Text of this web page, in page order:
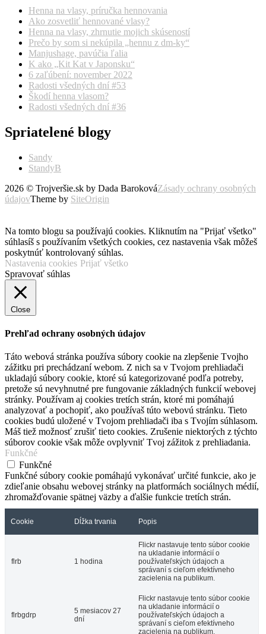
Henna na vlasy, príručka hennovania
Ako zosvetliť hennované vlasy?
Henna na vlasy, zhrnutie mojich skúseností
Prečo by som si nekúpila „hennu z dm-ky“
Manjushage, pavúčia ľalia
K ako „Kit Kat v Japonsku“
6 zaľúbení: november 2022
Radosti všedných dní #53
Škodí henna vlasom?
Radosti všedných dní #36
Spriatelené blogy
Sandy
StandyB
2026 © Trojveršie.sk by Dada BarokováZásady ochrany osobných
údajovTheme by SiteOrigin
Na tomto blogu sa používajú cookies. Kliknutím na "Prijať všetko"
súhlasíš s používaním všetkých cookies, cez nastavenia však môžeš
poskytnúť kontrolovaný súhlas.
Nastavenia cookies Prijať všetko
Spravovať súhlas
Close
Prehľad ochrany osobných údajov
Táto webová stránka používa súbory cookie na zlepšenie Tvojho
zážitku pri prechádzaní webom. Z nich sa v Tvojom prehliadači
ukladajú súbory cookie, ktoré sú kategorizované podľa potreby,
pretože sú nevyhnutné pre fungovanie základných funkcií webovej
stránky. Používam aj cookies tretích strán, ktoré mi pomáhajú
analyzovať a pochopiť, ako používaš túto webovú stránku. Tieto
cookies budú uložené v Tvojom prehliadači iba s Tvojím súhlasom.
Máš tiež možnosť zrušiť tieto cookies. Zrušenie niektorých z týchto
súborov cookie však môže ovplyvniť Tvoj zážitok z prehliadania.
Funkčné
Funkčné
Funkčné súbory cookie pomáhajú vykonávať určité funkcie, ako je
zdieľanie obsahu webovej stránky na platformách sociálnych médií,
zhromažďovanie spätnej väzby a ďalšie funkcie tretích strán.
Cookie Dĺžka trvania Popis
flrb 1 hodina
Flickr nastavuje tento súbor cookie
na ukladanie informácií o
používateľských údajoch a
správaní s cieľom efektívneho
zacielenia na publikum.
flrbgdrp
5 mesiacov 27
dní
Flickr nastavuje tento súbor cookie
na ukladanie informácií o
používateľských údajoch a
správaní s cieľom efektívneho
zacielenia na publikum.